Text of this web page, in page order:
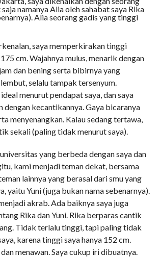
namanya Alia oleh sahabat saya Rika
Alia seorang gadis yang tinggi
saya memperkirakan tinggi
cm. Wajahnya mulus, menarik dengan
dan bening serta bibirnya yang
selalu tampak tersenyum.
menurut pendapat saya, dan saya
dengan kecantikannya. Gaya bicaranya
menyenangkan. Kalau sedang tertawa,
sekali (paling tidak menurut saya).
yang berbeda dengan saya dan
kami menjadi teman dekat, bersama
lainnya yang berasal dari smu yang
yaitu Yuni (juga bukan nama sebenarnya).
akrab. Ada baiknya saya juga
Rika dan Yuni. Rika berparas cantik
Tidak terlalu tinggi, tapi paling tidak
karena tinggi saya hanya 152 cm.
menawan. Saya cukup iri dibuatnya.